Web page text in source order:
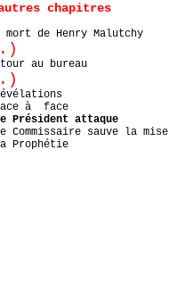
chapitres
mort de Henry Malutchy
au bureau
à face
Président attaque
Commissaire sauve la mise
Prophétie